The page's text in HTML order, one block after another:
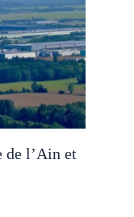
de l’Ain et